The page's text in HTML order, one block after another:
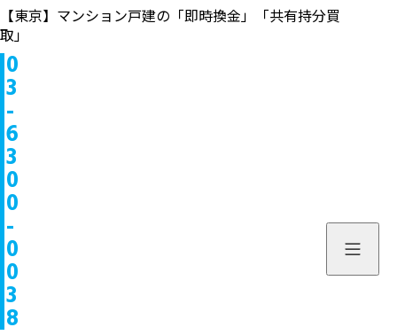
【東京】マンション戸建の「即時換金」「共有持分買
取」
0
3
-
6
3
0
0
-
0
0
3
8